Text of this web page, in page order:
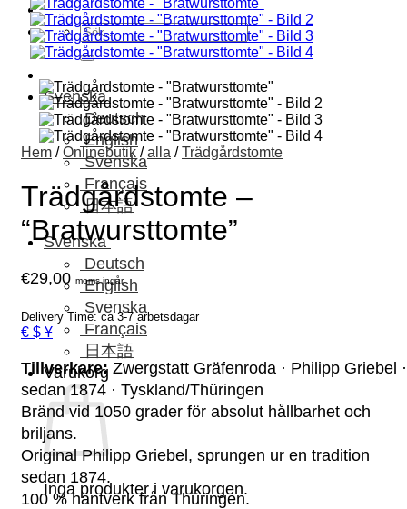
Sök
efter:
Svenska
Deutsch
English
Svenska
Français
日本語
Svenska
Deutsch
English
Svenska
Français
日本語
Varukorg
Inga produkter i varukorgen.
Hem / Onlinebutik / alla / Trädgårdstomte
Trädgårdstomte –
“Bratwursttomte”
€29,00 moms ingår.
Delivery Time: ca 3-7 arbetsdagar
€ $ ¥
Tillverkare: Zwergstatt Gräfenroda · Philipp Griebel ·
sedan 1874 · Tyskland/Thüringen
Bränd vid 1050 grader för absolut hållbarhet och
briljans.
Original Philipp Griebel, sprungen ur en tradition
sedan 1874.
100 % hantverk från Thüringen.